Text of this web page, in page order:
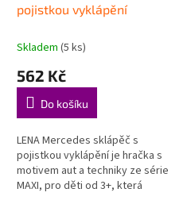
pojistkou vyklápění
Skladem (5 ks)
562 Kč
Do košíku
LENA Mercedes sklápěč s
pojistkou vyklápění je hračka s
motivem aut a techniky ze série
MAXI, pro děti od 3+, která